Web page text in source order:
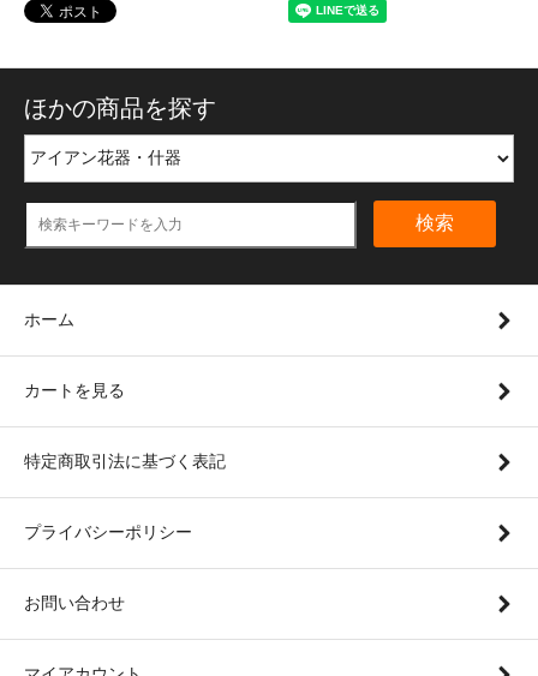
ほかの商品を探す
検索
ホーム
カートを見る
特定商取引法に基づく表記
プライバシーポリシー
お問い合わせ